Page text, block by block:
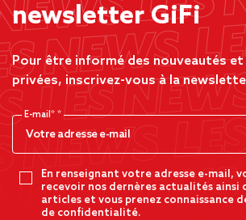
newsletter GiFi
Pour être informé des nouveautés
privées, inscrivez-vous à la
E-mail*
En renseignant votre adresse e-mail,
recevoir nos dernères actualités ainsi
articles et vous prenez connaissance
de confidentialité.